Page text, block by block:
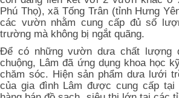
Phú Thọ), xã Tống Trân (tỉnh Hưng
các vườn nhằm cung cấp đủ số
trường mà không bị ngắt quãng.
Để có những vườn dưa chất lượng
chuộng, Lâm đã ứng dụng khoa học
chăm sóc. Hiện sản phẩm dưa lưới
của gia đình Lâm được cung cấp tại